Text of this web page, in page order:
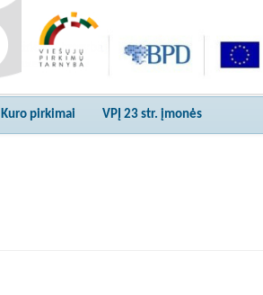
Kuro pirkimai VPĮ 23 str. įmonės